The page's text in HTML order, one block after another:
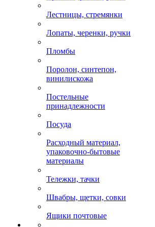
Лестницы, стремянки
Лопаты, черенки, ручки
Пломбы
Поролон, синтепон,
винилискожа
Постельные
принадлежности
Посуда
Расходный материал,
упаковочно-бытовые
материалы
Тележки, тачки
Швабры, щетки, совки
Ящики почтовые